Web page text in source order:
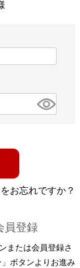
お忘れですか？
員登録
または会員登録さ
ボタンよりお進み